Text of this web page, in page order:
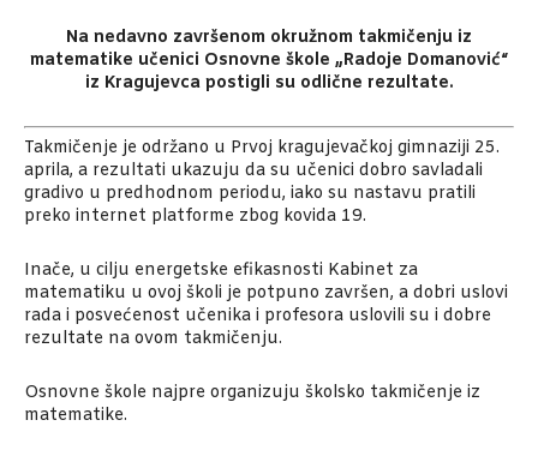
Na nedavno završenom okružnom takmičenju iz
matematike učenici Osnovne škole „Radoje Domanović“
iz Kragujevca postigli su odlične rezultate.
Takmičenje je održano u Prvoj kragujevačkoj gimnaziji 25.
aprila, a rezultati ukazuju da su učenici dobro savladali
gradivo u predhodnom periodu, iako su nastavu pratili
preko internet platforme zbog kovida 19.
Inače, u cilju energetske efikasnosti Kabinet za
matematiku u ovoj školi je potpuno završen, a dobri uslovi
rada i posvećenost učenika i profesora uslovili su i dobre
rezultate na ovom takmičenju.
Osnovne škole najpre organizuju školsko takmičenje iz
matematike.